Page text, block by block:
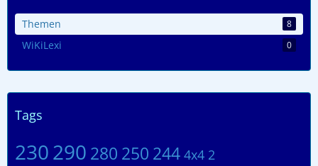
Themen 8
WiKiLexi 0
Tags
230290 280 250 244 4x4 2